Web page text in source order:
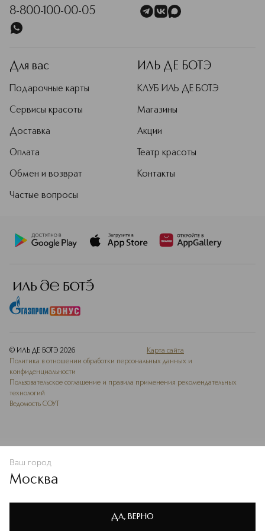
Политике конфиденциальности
В КОРЗИНУ
8-800-100-00-05
Для вас
Подарочные карты
Сервисы красоты
Доставка
Оплата
Обмен и возврат
Частые вопросы
ИЛЬ ДЕ БОТЭ
КЛУБ ИЛЬ ДЕ БОТЭ
Магазины
Акции
Театр красоты
Контакты
© ИЛЬ ДЕ БОТЭ 2026
Карта сайта
Политика в отношении обработки персональных данных и
конфиденциальности
Пользовательское соглашение и правила применения рекомендательных
технологий
Ведомость СОУТ
Ваш город
Москва
ДА, ВЕРНО